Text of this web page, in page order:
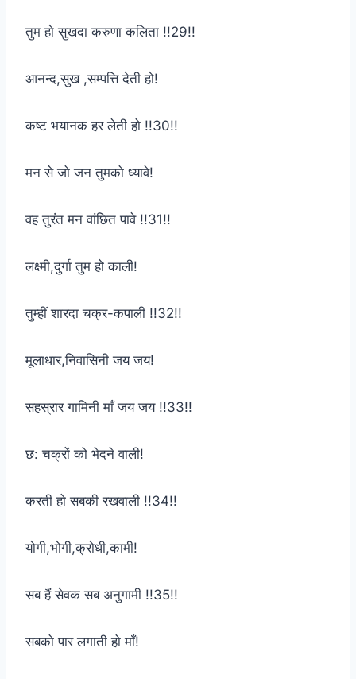
तुम हो सुखदा करुणा कलिता !!29!!
आनन्द,सुख ,सम्पत्ति देती हो!
कष्ट भयानक हर लेती हो !!30!!
मन से जो जन तुमको ध्यावे!
वह तुरंत मन वांछित पावे !!31!!
लक्ष्मी,दुर्गा तुम हो काली!
तुम्हीं शारदा चक्र-कपाली !!32!!
मूलाधार,निवासिनी जय जय!
सहस्रार गामिनी माँ जय जय !!33!!
छ: चक्रों को भेदने वाली!
करती हो सबकी रखवाली !!34!!
योगी,भोगी,क्रोधी,कामी!
सब हैं सेवक सब अनुगामी !!35!!
सबको पार लगाती हो माँ!